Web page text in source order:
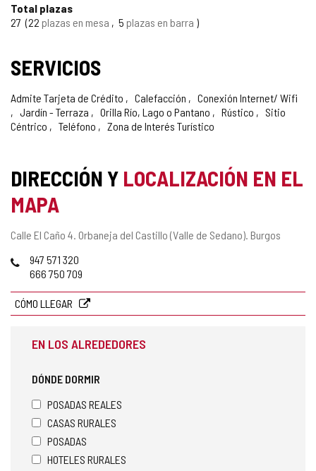
Total plazas
27 22 plazas en mesa 5 plazas en barra
SERVICIOS
Admite Tarjeta de Crédito Calefacción
Conexión Internet/ Wifi
Jardín - Terraza
Orilla Río, Lago o Pantano Rústico
Sitio
Céntrico
Teléfono Zona de Interés Turístico
DIRECCIÓN Y LOCALIZACIÓN EN EL
MAPA
Dirección
Calle El Caño 4. Orbaneja del Castillo (Valle de Sedano). Burgos
Teléfonos
947 571 320
666 750 709
CÓMO LLEGAR
EN LOS ALREDEDORES
DÓNDE DORMIR
POSADAS REALES
CASAS RURALES
POSADAS
HOTELES RURALES